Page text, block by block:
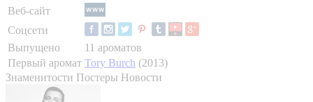
Веб-сайт
Соцсети
Выпущено
11 ароматов
Первый аромат Tory Burch (2013)
Знаменитости Постеры Новости